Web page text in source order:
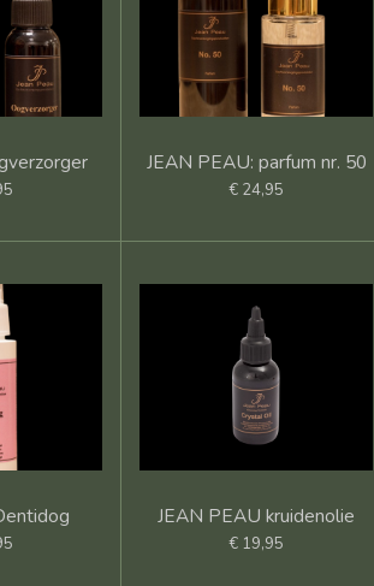
JEAN PEAU: parfum nr. 50
€ 24,95
JEAN PEAU kruidenolie
€ 19,95